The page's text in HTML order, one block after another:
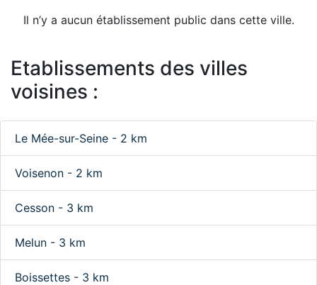
Il n’y a aucun établissement public dans cette ville.
Etablissements des villes
voisines :
Le Mée-sur-Seine - 2 km
Voisenon - 2 km
Cesson - 3 km
Melun - 3 km
Boissettes - 3 km